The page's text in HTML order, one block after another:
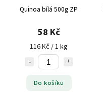
Quinoa bílá 500g ZP
58 Kč
116 Kč / 1 kg
Do košíku